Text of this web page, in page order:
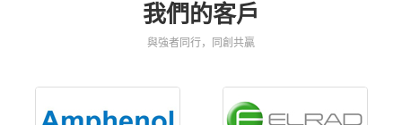
我們的客戶
與強者同行，同創共贏